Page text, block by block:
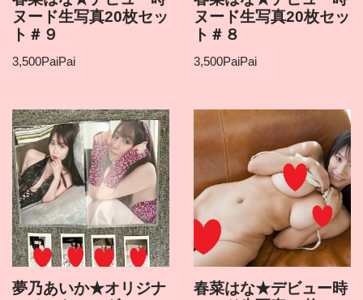
ヌード生写真20枚セッ
ト＃９
3,500PaiPai
ヌード生写真20枚セッ
ト＃８
3,500PaiPai
夢乃あいか★オリジナ
春菜はな★デビュー時